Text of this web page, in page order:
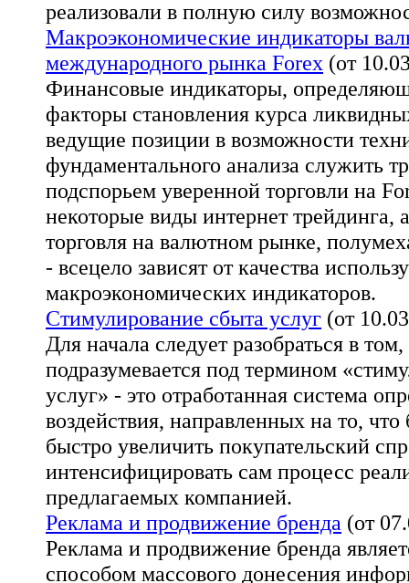
реализовали в полную силу
Макроэкономические индикаторы
международного рынка Forex (от
Финансовые индикаторы,
факторы становления курса
ведущие позиции в возможности
фундаментального анализа служить
подспорьем уверенной торговли на
некоторые виды интернет трейдинга,
торговля на валютном рынке,
- всецело зависят от качества
макроэкономических индикаторов.
Стимулирование сбыта услуг (от
Для начала следует разобраться в
подразумевается под термином
услуг» - это отработанная система
воздействия, направленных на то,
быстро увеличить покупательский
интенсифицировать сам процесс
предлагаемых компанией.
Реклама и продвижение бренда (от
Реклама и продвижение бренда
способом массового донесения